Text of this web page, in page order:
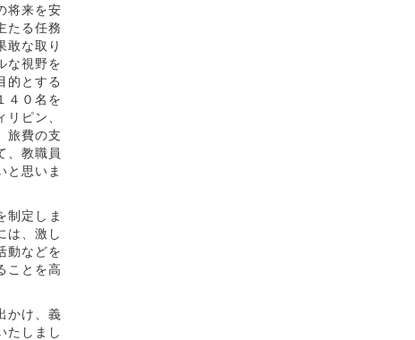
将来を安
たる任務
敢な取り
な視野を
的とする
４０名を
ピン、
旅費の支
、教職員
と思いま
制定しま
は、激し
動などを
ことを高
かけ、義
たしまし